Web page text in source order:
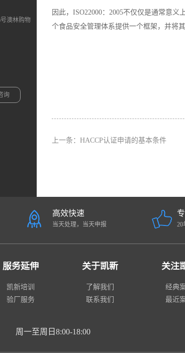
澳林购物
询
因此，ISO22000：2005不仅仅是通常意
个食品安全管理体系提供一个框架，并将
上一条： HACCP认证申请的基本条件
高效快速
当天处理，当天申报 20
服务延伸
凯新培训
验厂服务
关于凯新
了解我们
联系我们
关注
经典
最近
周一至周日8:00-18:00